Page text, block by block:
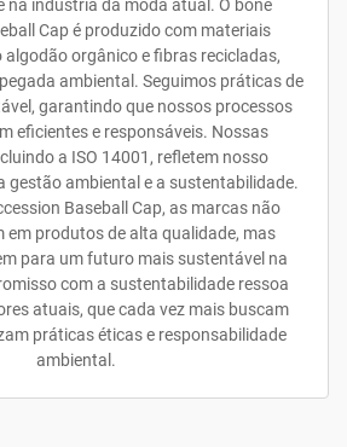
na indústria da moda atual. O boné
Cap é produzido com materiais
algodão orgânico e fibras recicladas,
ambiental. Seguimos práticas de
garantindo que nossos processos
eficientes e responsáveis. Nossas
a ISO 14001, refletem nosso
gestão ambiental e a sustentabilidade.
Baseball Cap, as marcas não
em produtos de alta qualidade, mas
para um futuro mais sustentável na
com a sustentabilidade ressoa
atuais, que cada vez mais buscam
práticas éticas e responsabilidade
ambiental.